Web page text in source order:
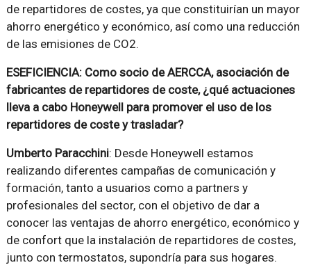
de repartidores de costes, ya que constituirían un mayor
ahorro energético y económico, así como una reducción
de las emisiones de CO2.
ESEFICIENCIA: Como socio de AERCCA, asociación de
fabricantes de repartidores de coste, ¿qué actuaciones
lleva a cabo Honeywell para promover el uso de los
repartidores de coste y trasladar?
Umberto Paracchini: Desde Honeywell estamos
realizando diferentes campañas de comunicación y
formación, tanto a usuarios como a partners y
profesionales del sector, con el objetivo de dar a
conocer las ventajas de ahorro energético, económico y
de confort que la instalación de repartidores de costes,
junto con termostatos, supondría para sus hogares.